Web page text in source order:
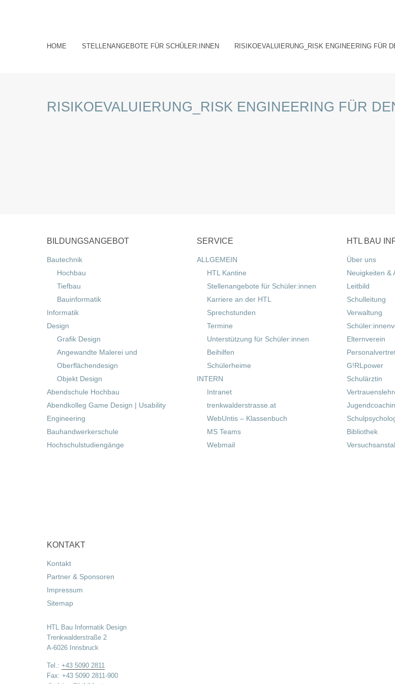
HOME STELLENANGEBOTE FÜR SCHÜLER:INNEN RISIKOEVALUIERUNG_RISK ENGINEERING FÜR
RISIKOEVALUIERUNG_RISK ENGINEERING FÜR
BILDUNGSANGEBOT
Bautechnik
Hochbau
Tiefbau
Bauinformatik
Informatik
Design
Grafik Design
Angewandte Malerei und
Oberflächendesign
Objekt Design
Abendschule Hochbau
Abendkolleg Game Design | Usability
Engineering
Bauhandwerkerschule
Hochschulstudiengänge
SERVICE
ALLGEMEIN
HTL Kantine
Stellenangebote für Schüler:innen
Karriere an der HTL
Sprechstunden
Termine
Unterstützung für Schüler:innen
Beihilfen
Schülerheime
INTERN
Intranet
trenkwalderstrasse.at
WebUntis – Klassenbuch
MS Teams
Webmail
HTL BAU
Über uns
Neuigkeiten &
Leitbild
Schulleitung
Verwaltung
Elternverein
G!RLpower
Schulärztin
Bibliothek
KONTAKT
Kontakt
Partner & Sponsoren
Impressum
Sitemap
HTL Bau Informatik Design
Trenkwalderstraße 2
A-6026 Innsbruck
Tel.: +43 5090 2811
Fax: +43 5090 2811-900